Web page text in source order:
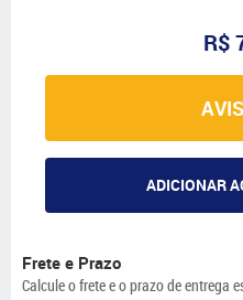
R$
ADICIONAR
Frete e Prazo
Calcule o frete e o prazo de entrega